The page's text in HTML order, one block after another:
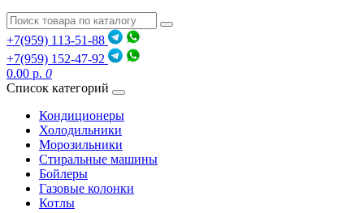
+7(959) 113-51-88
+7(959) 152-47-92
0.00 р. 0
Список категорий
Кондиционеры
Холодильники
Морозильники
Стиральные машины
Бойлеры
Газовые колонки
Котлы